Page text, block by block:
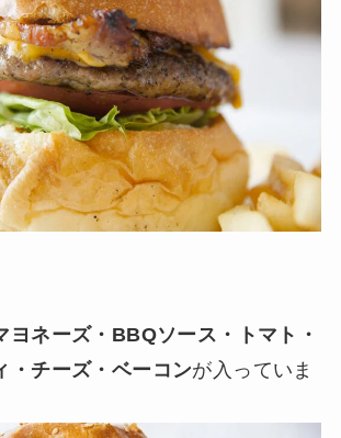
ヨネーズ・BBQソース・トマト・
・チーズ・ベーコンが入っていま